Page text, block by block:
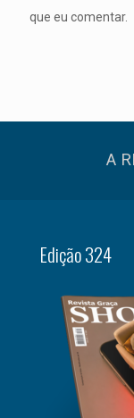
que eu comentar.
A
Edição 324